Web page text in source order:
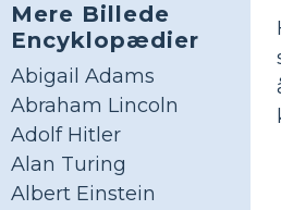
Mere Billede
Encyklopædier
Abigail Adams
Abraham Lincoln
Adolf Hitler
Alan Turing
Albert Einstein